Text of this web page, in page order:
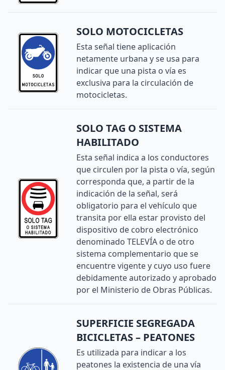
SOLO MOTOCICLETAS
Esta señal tiene aplicación
netamente urbana y se usa para
indicar que una pista o vía es
exclusiva para la circulación de
motocicletas.
SOLO TAG O SISTEMA
HABILITADO
Esta señal indica a los conductores
que circulen por la pista o vía, según
corresponda que, a partir de la
indicación de la señal, será
obligatorio para el vehículo que
transita por ella estar provisto del
dispositivo de cobro electrónico
denominado TELEVÍA o de otro
sistema complementario que se
encuentre vigente y cuyo uso fuere
debidamente autorizado y aprobado
por el Ministerio de Obras Públicas.
SUPERFICIE SEGREGADA
BICICLETAS – PEATONES
Es utilizada para indicar a los
peatones la existencia de una vía